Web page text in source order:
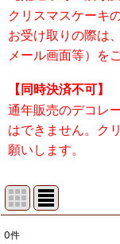
クリスマスケーキ
お受け取りの際は
メール画面等）を
【同時決済不可】
通年販売のデコレ
はできません。ク
願いします。
0件